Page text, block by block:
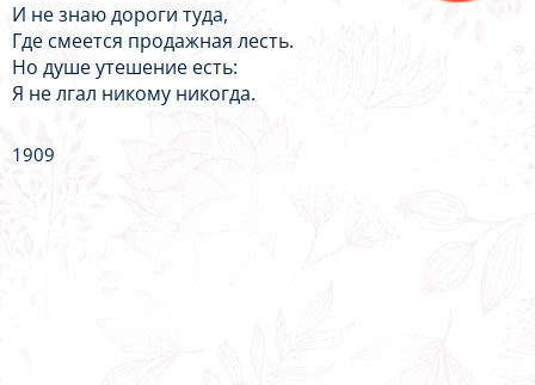
И не знаю дороги туда,
Где смеется продажная лесть.
Но душе утешение есть:
Я не лгал никому никогда.
1909